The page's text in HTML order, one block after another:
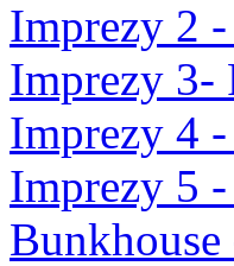
Imprezy 2
Imprezy 3-
Imprezy 4
Imprezy 5